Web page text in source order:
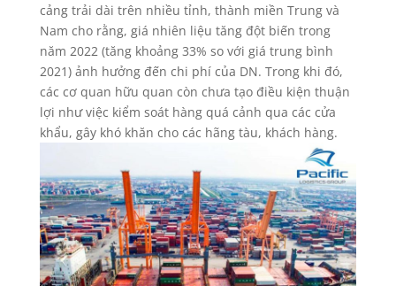
cảng trải dài trên nhiều tỉnh, thành miền Trung và
Nam cho rằng, giá nhiên liệu tăng đột biến trong
năm 2022 (tăng khoảng 33% so với giá trung bình
2021) ảnh hưởng đến chi phí của DN. Trong khi đó,
các cơ quan hữu quan còn chưa tạo điều kiện thuận
lợi như việc kiểm soát hàng quá cảnh qua các cửa
khẩu, gây khó khăn cho các hãng tàu, khách hàng.